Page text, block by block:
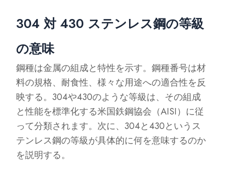
304 対 430 ステンレス鋼の等級
の意味
鋼種は金属の組成と特性を示す。鋼種番号は材
料の規格、耐食性、様々な用途への適合性を反
映する。304や430のような等級は、その組成
と性能を標準化する米国鉄鋼協会（AISI）に従
って分類されます。次に、304と430というス
テンレス鋼の等級が具体的に何を意味するのか
を説明する。